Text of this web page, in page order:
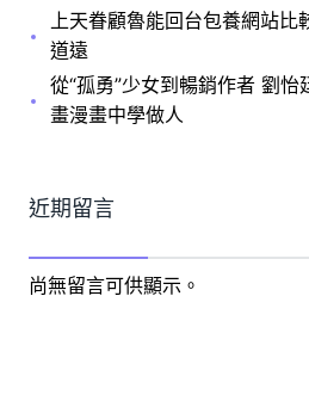
上天眷顧魯能回台包養網站比
道遠
從“孤勇”少女到暢銷作者 劉
畫漫畫中學做人
近期留言
尚無留言可供顯示。